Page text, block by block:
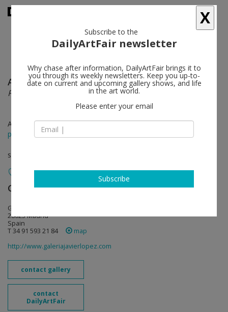
Alex Katz follow
Red Hat
Apr 23 - Jun 18, 2014
press release
solo show
Galería Javier López & Fer Francés follow
Guecho, 12 B
28023 Madrid
Spain
T 34 91 593 21 84
map
http://www.galeriajavierlopez.com
contact gallery
contact
DailyArtFair
X
Subscribe to the
DailyArtFair newsletter
Why chase after information, DailyArtFair brings it to
you through its weekly newsletters. Keep you up-to-
date on current and upcoming gallery shows, and life
in the art world.
Please enter your email
Subscribe